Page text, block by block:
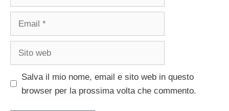
Email
Sito
Salva il mio nome, email e sito web in questo
browser per la prossima volta che commento.